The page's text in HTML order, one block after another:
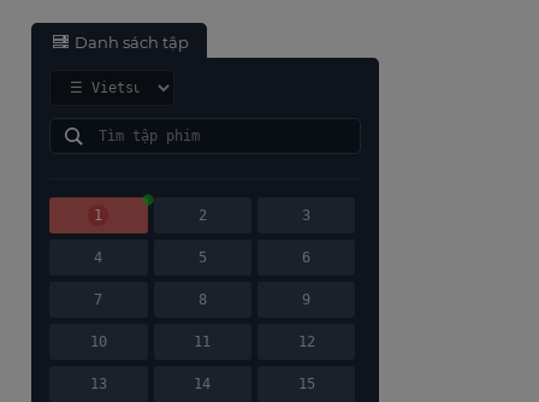
Danh sách tập
1 2 3
4 5 6
7 8 9
10 11 12
13 14 15